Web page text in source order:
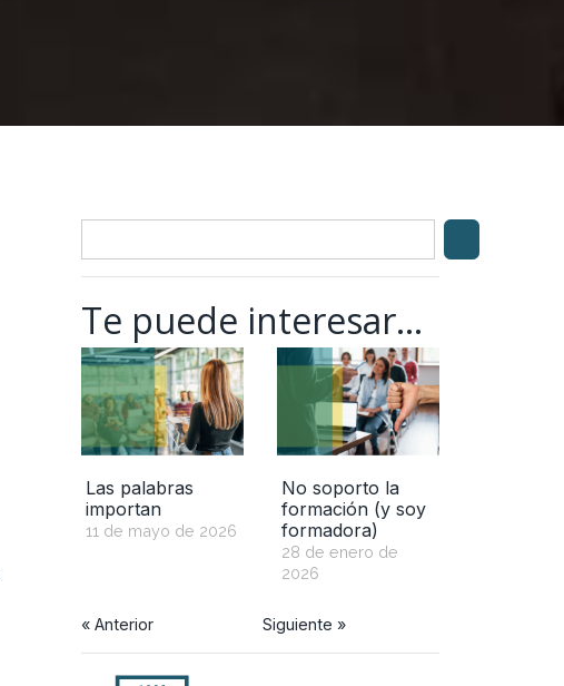
Te puede interesar...
Las palabras
importan
11 de mayo de 2026
No soporto la
formación (y soy
formadora)
28 de enero de
2026
« Anterior Siguiente »